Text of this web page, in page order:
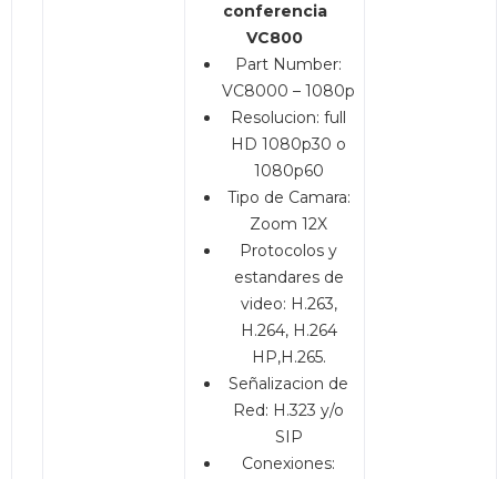
conferencia
VC800
Part Number:
VC8000 – 1080p
Resolucion: full
HD 1080p30 o
1080p60
Tipo de Camara:
Zoom 12X
Protocolos y
estandares de
video: H.263,
H.264, H.264
HP,H.265.
Señalizacion de
Red: H.323 y/o
SIP
Conexiones: